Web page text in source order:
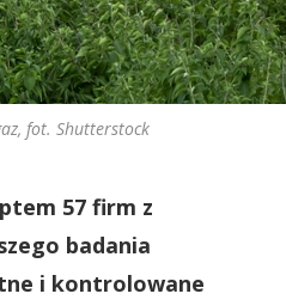
fot. Shutterstock
57 firm z
badania
i kontrolowane